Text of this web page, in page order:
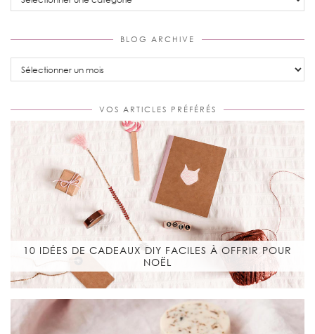
BLOG ARCHIVE
Blog
Archive
VOS ARTICLES PRÉFÉRÉS
10 IDÉES DE CADEAUX DIY FACILES À OFFRIR POUR
NOËL